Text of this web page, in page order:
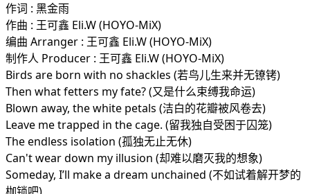
作词 : 黑金雨
作曲 : 王可鑫 Eli.W (HOYO-MiX)
编曲 Arranger : 王可鑫 Eli.W (HOYO-MiX)
制作人 Producer : 王可鑫 Eli.W (HOYO-MiX)
Birds are born with no shackles (若鸟儿生来并无镣铐)
Then what fetters my fate? (又是什么束缚我命运)
Blown away, the white petals (洁白的花瓣被风卷去)
Leave me trapped in the cage. (留我独自受困于囚笼)
The endless isolation (孤独无止无休)
Can't wear down my illusion (却难以磨灭我的想象)
Someday, I’ll make a dream unchained (不如试着解开梦的